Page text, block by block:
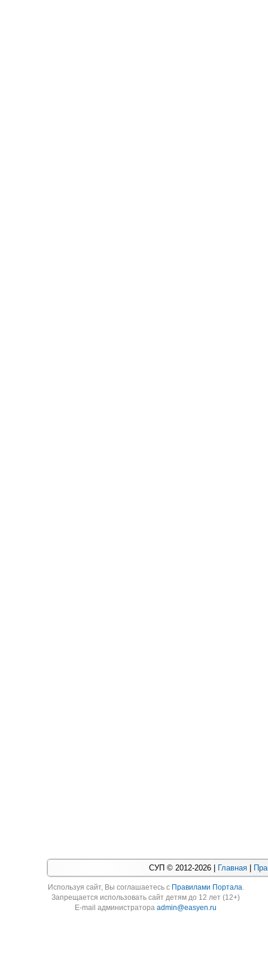
СУП © 2012-2026 | Главная
Используя cайт, Вы соглашаетесь с Правилами Портала.
Запрещается использовать сайт детям до 12 лет (12+)
E-mail администратораadmin@easyen.ru